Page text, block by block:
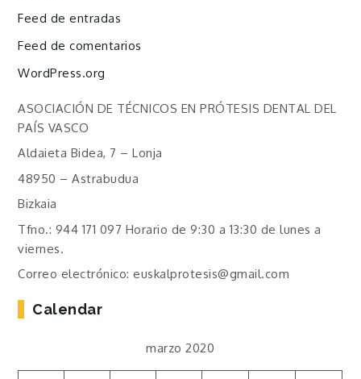
Feed de entradas
Feed de comentarios
WordPress.org
ASOCIACIÓN DE TÉCNICOS EN PRÓTESIS DENTAL DEL
PAÍS VASCO
Aldaieta Bidea, 7 – Lonja
48950 – Astrabudua
Bizkaia
Tfno.: 944 171 097 Horario de 9:30 a 13:30 de lunes a
viernes.
Correo electrónico: euskalprotesis@gmail.com
Calendar
marzo 2020